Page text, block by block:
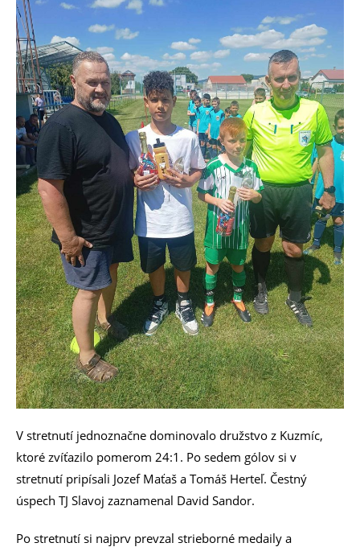
V stretnutí jednoznačne dominovalo družstvo z Kuzmíc,
ktoré zvíťazilo pomerom 24:1. Po sedem gólov si v
stretnutí pripísali Jozef Maťaš a Tomáš Herteľ. Čestný
úspech TJ Slavoj zaznamenal David Sandor.
Po stretnutí si najprv prevzal strieborné medaily a